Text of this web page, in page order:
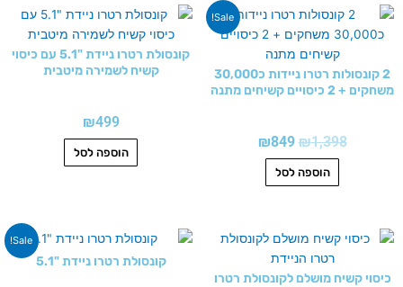
Sale!
2 קונסולות רטרו ניידות כ30,000
משחקים + 2 כיסויים קשיחים מתנה
₪1,398
המחיר
המקורי
היה:
₪1,398.
₪849
המחיר
הנוכחי
₪849.
הוספה לסל
קונסולת רטרו ניידת "5.1 עם כיסוי
קשיח לשמירה מיטבית
₪499
הוספה לסל
כיסוי קשיח מושלם לקונסולת רטרו
Sale!
קונסולת רטרו ניידת "5.1
המחיר
המקורי
המחיר
הנוכחי